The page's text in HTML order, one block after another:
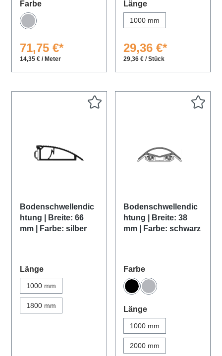
Farbeauswählen
Grau
71,75 €*
14,35 € / Meter
Längeauswählen
1000 mm
29,36 €*
29,36 € / Stück
Bodenschwellendic
htung | Breite: 66
mm | Farbe: silber
Längeauswählen
1000 mm
1800 mm
Bodenschwellendic
htung | Breite: 38
mm | Farbe: schwarz
Farbeauswählen
Schwarz
Grau
Längeauswählen
1000 mm
2000 mm